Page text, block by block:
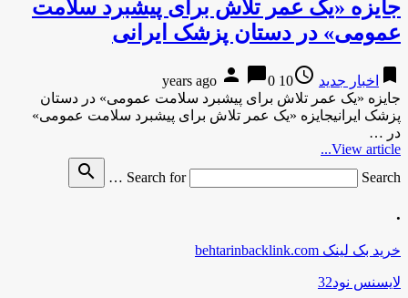
جایزه «یک عمر تلاش برای پیشبرد سلامت
عمومی» در دستان پزشک ایرانی
bookmark اخبار جدید access_time
10 years ago
person chat_bubble0
جایزه «یک عمر تلاش برای پیشبرد سلامت عمومی» در دستان
پزشک ایرانیجایزه «یک عمر تلاش برای پیشبرد سلامت عمومی»
در …
View article...
Search for
Search …
search
.
خرید بک لینک behtarinbacklink.com
لایسنس نود32